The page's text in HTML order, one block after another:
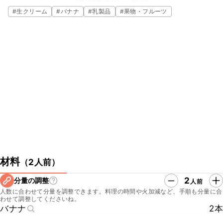
ぜひお試しくださいね。
#生クリーム #バナナ #乳製品 #果物・フルーツ
材料（2人前）
分量の調整 2 人前
人数に合わせて分量を調整できます。料理の時間や火加減など、手順も分量に合
わせて調整してくださいね。
バナナ 2本